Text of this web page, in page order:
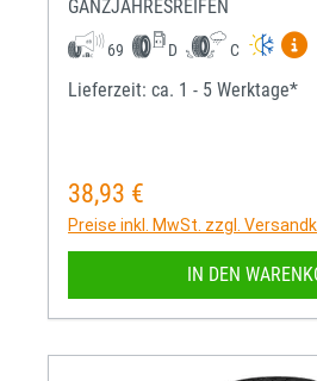
GANZJAHRESREIFEN
69 D C
Lieferzeit: ca. 1 - 5 Werktage*
Regulärer Preis:
38,93 €
Preise inkl. MwSt. zzgl.
IN DEN